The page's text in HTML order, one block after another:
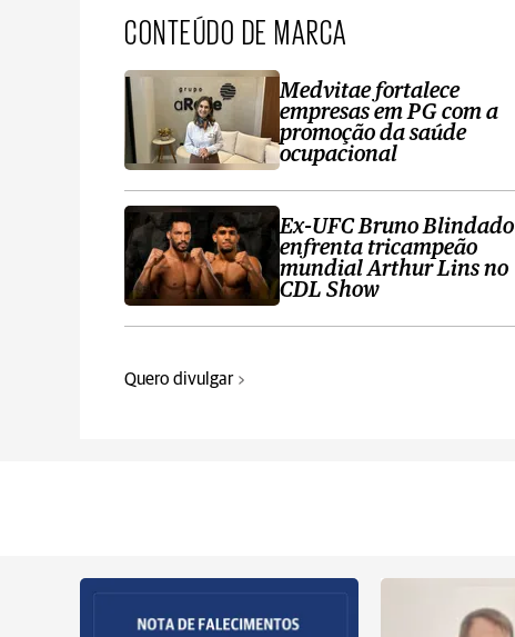
CONTEÚDO DE MARCA
Medvitae fortalece
empresas em PG com a
promoção da saúde
ocupacional
Ex-UFC Bruno Blindado
enfrenta tricampeão
mundial Arthur Lins no
CDL Show
Quero divulgar